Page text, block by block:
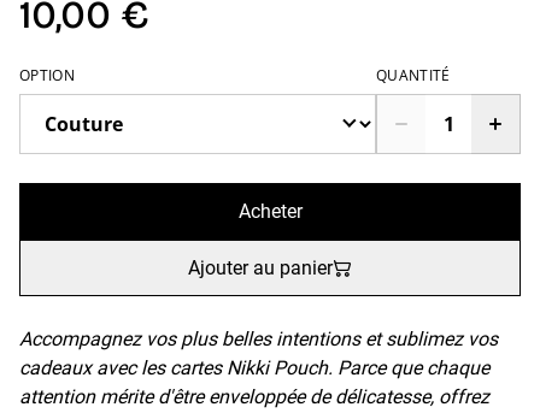
10,00 €
OPTION QUANTITÉ
Acheter
Ajouter au panier
Accompagnez vos plus belles intentions et sublimez vos
cadeaux avec les cartes Nikki Pouch. Parce que chaque
attention mérite d'être enveloppée de délicatesse, offrez